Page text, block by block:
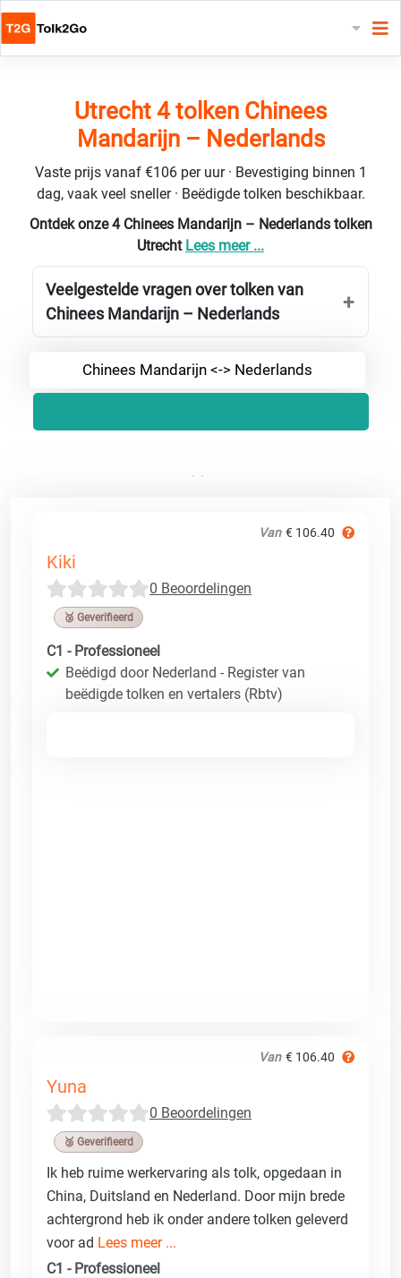
Utrecht 4 tolken Chinees
Mandarijn – Nederlands
Vaste prijs vanaf €106 per uur · Bevestiging binnen 1
dag, vaak veel sneller · Beëdigde tolken beschikbaar.
Ontdek onze 4 Chinees Mandarijn – Nederlands tolken
Utrecht Lees meer ...
Veelgestelde vragen over tolken van
Chinees Mandarijn – Nederlands
Chinees Mandarijn <-> Nederlands
Van € 106.40
Kiki
0 Beoordelingen
🥉 Geverifieerd
C1 - Professioneel
Beëdigd door Nederland - Register van
beëdigde tolken en vertalers (Rbtv)
Van € 106.40
Yuna
0 Beoordelingen
🥉 Geverifieerd
Ik heb ruime werkervaring als tolk, opgedaan in
China, Duitsland en Nederland. Door mijn brede
achtergrond heb ik onder andere tolken geleverd
voor ad Lees meer ...
C1 - Professioneel